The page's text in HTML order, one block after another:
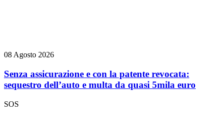
08 Agosto 2026
Senza assicurazione e con la patente revocata:
sequestro dell’auto e multa da quasi 5mila euro
SOS